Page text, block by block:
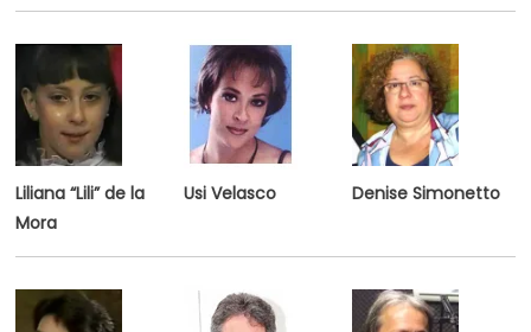
Liliana “Lili” de la
Mora
Usi Velasco Denise Simonetto